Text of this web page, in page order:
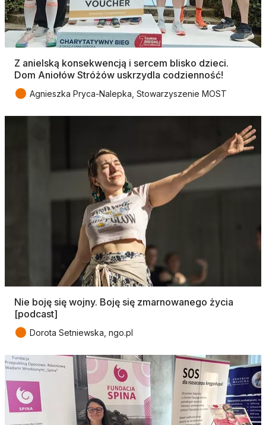
Z anielską konsekwencją i sercem blisko dzieci.
Dom Aniołów Stróżów uskrzydla codzienność!
● Agnieszka Pryca-Nalepka, Stowarzyszenie MOST
Nie boję się wojny. Boję się zmarnowanego życia
[podcast]
● Dorota Setniewska, ngo.pl